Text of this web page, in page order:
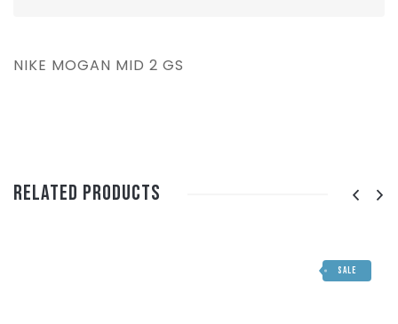
NIKE MOGAN MID 2 GS
Related Products
SALE